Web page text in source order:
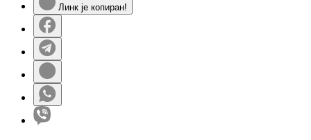
Линк је копиран!